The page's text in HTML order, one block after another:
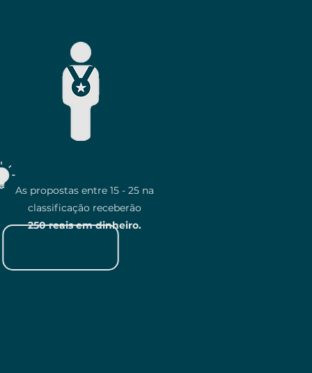
As propostas entre 15 - 25 na
classificação receberão
250 reais em dinheiro.